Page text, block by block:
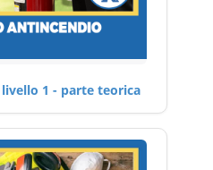
1 - parte teorica